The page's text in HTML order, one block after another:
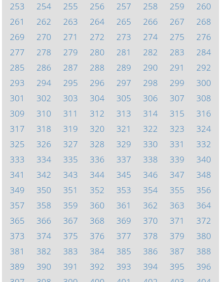
253
254 255 256 257 258 259
260
261
262 263 264 265 266 267
268
269
270 271 272 273 274 275
276
277
278 279 280 281 282 283
284
285
286 287 288 289 290 291
292
293
294 295 296 297 298 299
300
301
302 303 304 305 306 307
308
309
310 311 312 313 314 315
316
317
318 319 320 321 322 323
324
325
326 327 328 329 330 331
332
333
334 335 336 337 338 339
340
341
342 343 344 345 346 347
348
349
350 351 352 353 354 355
356
357
358 359 360 361 362 363
364
365
366 367 368 369 370 371
372
373
374 375 376 377 378 379
380
381
382 383 384 385 386 387
388
389
390 391 392 393 394 395
396